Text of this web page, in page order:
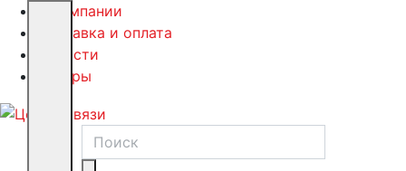
О компании
Доставка и оплата
Новости
Обзоры